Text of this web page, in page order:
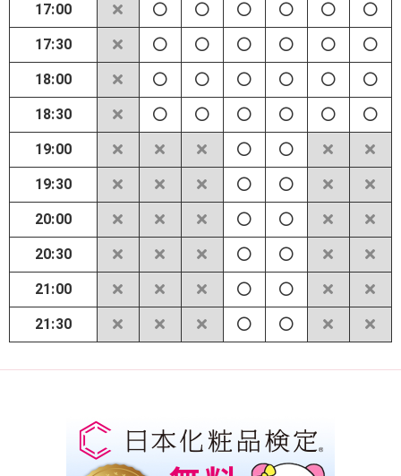
17:00
17:30
18:00
18:30
19:00
19:30
20:00
20:30
21:00
21:30